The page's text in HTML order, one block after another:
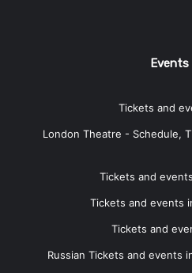
Events
Tickets and
London Theatre - Schedule,
Tickets and
Tickets and events
Tickets and
Russian Tickets and events